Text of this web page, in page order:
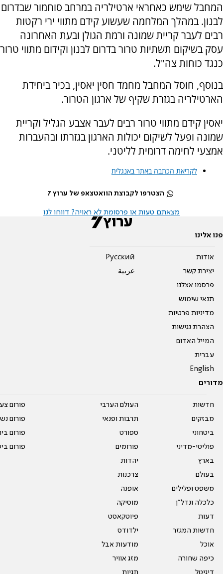
המחבל שימש כאחראי ארטילריה במרחב סוחמור שבדרום
לבנון. במהלך המלחמה שעשוע קידם מתווי ירי רקטות
רבים לעבר קריית שמונה ורמת הגולן ובעת האחרונה
עסק בשיקום תשתיות טרור בדרום לבנון וקידום מתווי טרור
כנגד כוחות צה"ל.
בנוסף, חוסל המחבל מחמד חסין יאסין, בכיר ביחידת
הארטילריה בגזרת שקיף של ארגון הטרור.
יאסין קידם מתווי טרור רבים לעבר אצבע הגליל וקריית
שמונה ופעל לשיקום יכולות הארגון בגזרתו ובהעברות
אמצעי לחימה דרומית לליטני.
לקריאת הכתבה באתר באנגלית
הצטרפו לקבוצת הוואטצאפ של ערוץ 7
מצאתם טעות או פרסומת לא ראויה? דווחו לנו
פנו אלינו
אודות
יצירת קשר
פרסמו אצלנו
תנאי שימוש
מדיניות פרטיות
הצהרת נגישות
המייל האדום
עברית
English
Pусский
عربية
מדורים
חדשות
מבזקים
ביטחוני
פוליטי-מדיני
בארץ
בעולם
משפט ופלילים
כלכלה ונדל"ן
דעות
חדשות המגזר
אוכל
כיפה שחורה
העולם הערבי
תרבות ופנאי
ספורט
פורומים
יהדות
צרכנות
אופנה
מוסיקה
פיוטקאסט
ילדודס
מודעות אבל
מזג אוויר
פורום
פורום
פורום
פורום